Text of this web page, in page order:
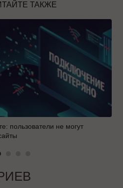
ТАКЖЕ
пользователи не могут